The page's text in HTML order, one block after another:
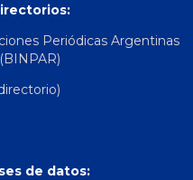
Periódicas Argentinas
de datos: